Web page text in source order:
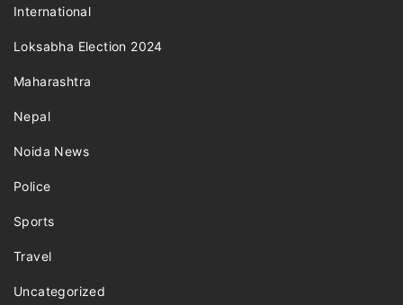
International
Loksabha Election 2024
Maharashtra
Nepal
Noida News
Police
Sports
Travel
Uncategorized